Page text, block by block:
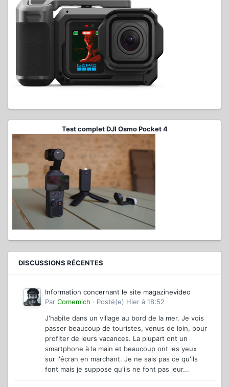
Test complet DJI Osmo Pocket 4
DISCUSSIONS RÉCENTES
Information concernant le site magazinevideo
Par Comemich · Posté(e) Hier à 18:52
J'habite dans un village au bord de la mer. Je vois
passer beaucoup de touristes, venus de loin, pour
profiter de leurs vacances. La plupart ont un
smartphone à la main et beaucoup ont les yeux
sur l'écran en marchant. Je ne sais pas ce qu'ils
font mais je suppose qu'ils ne font pas leur...